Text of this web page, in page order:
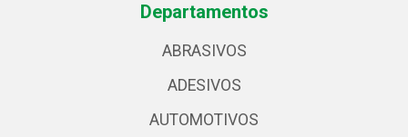
Departamentos
ABRASIVOS
ADESIVOS
AUTOMOTIVOS